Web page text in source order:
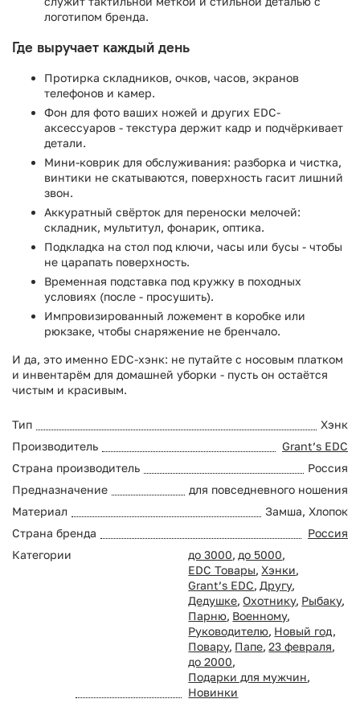
логотипом бренда.
Где выручает каждый день
Протирка складников, очков, часов, экранов
телефонов и камер.
Фон для фото ваших ножей и других EDC-
аксессуаров - текстура держит кадр и подчёркивает
детали.
Мини-коврик для обслуживания: разборка и чистка,
винтики не скатываются, поверхность гасит лишний
звон.
Аккуратный свёрток для переноски мелочей:
складник, мультитул, фонарик, оптика.
Подкладка на стол под ключи, часы или бусы - чтобы
не царапать поверхность.
Временная подставка под кружку в походных
условиях (после - просушить).
Импровизированный ложемент в коробке или
рюкзаке, чтобы снаряжение не бренчало.
И да, это именно EDC-хэнк: не путайте с носовым платком
и инвентарём для домашней уборки - пусть он остаётся
чистым и красивым.
Тип
Хэнк
Производитель
Grant’s EDC
Страна производитель
Россия
Предназначение
для повседневного ношения
Материал
Замша, Хлопок
Страна бренда
Россия
Категории
до 3000, до 5000,
EDC Товары, Хэнки,
Grant’s EDC, Другу,
Дедушке, Охотнику, Рыбаку,
Парню, Военному,
Руководителю, Новый год,
Повару, Папе, 23 февраля,
до 2000,
Подарки для мужчин,
Новинки